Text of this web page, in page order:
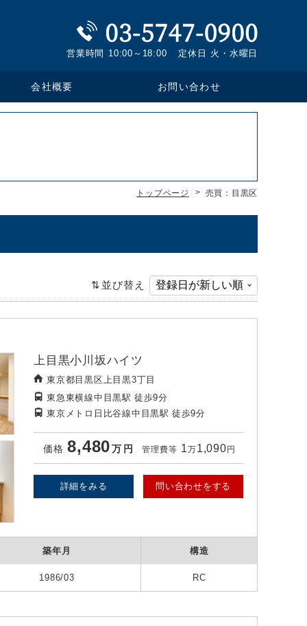
営業時間 10:00～18:00 定休日 火・水曜日
会社概要 お問い合わせ
トップページ 売買：目黒区
並び替え
上目黒小川坂ハイツ
東京都目黒区上目黒3丁目
東急東横線中目黒駅 徒歩9分
東京メトロ日比谷線中目黒駅 徒歩9分
価格 8,480万 円 管理費等 1万1,090 円
詳細をみる 問い合わせをする
築年月 構造
1986/03 RC